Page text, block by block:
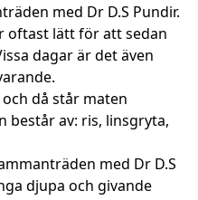
med Dr D.S Pundir.
oftast lätt för att sedan
dagar är det även
då står maten
består av: ris, linsgryta,
med Dr D.S
djupa och givande